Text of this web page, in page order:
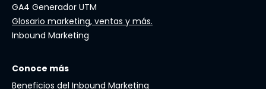
GA4 Generador UTM
Glosario marketing, ventas y más.
Inbound Marketing
Conoce más
Beneficios del Inbound Marketing